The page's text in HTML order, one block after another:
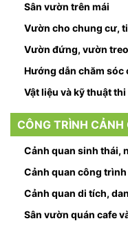
Sân vườn trên mái
Vườn cho chung cư,
Vườn đứng, vườn treo
Hướng dẫn chăm sóc
Vật liệu và kỹ thuật
CÔNG TRÌNH CẢNH
Cảnh quan sinh thái,
Cảnh quan công
Cảnh quan di tích,
Sân vườn quán cafe